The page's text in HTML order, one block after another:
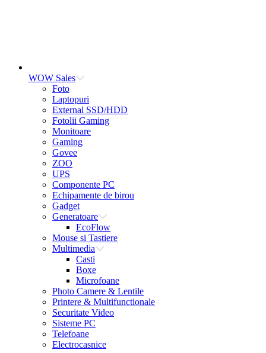
WOW Sales
Foto
Laptopuri
External SSD/HDD
Fotolii Gaming
Monitoare
Gaming
Govee
ZOO
UPS
Componente PC
Echipamente de birou
Gadget
Generatoare
EcoFlow
Mouse si Tastiere
Multimedia
Casti
Boxe
Microfoane
Photo Camere & Lentile
Printere & Multifunctionale
Securitate Video
Sisteme PC
Telefoane
Electrocasnice